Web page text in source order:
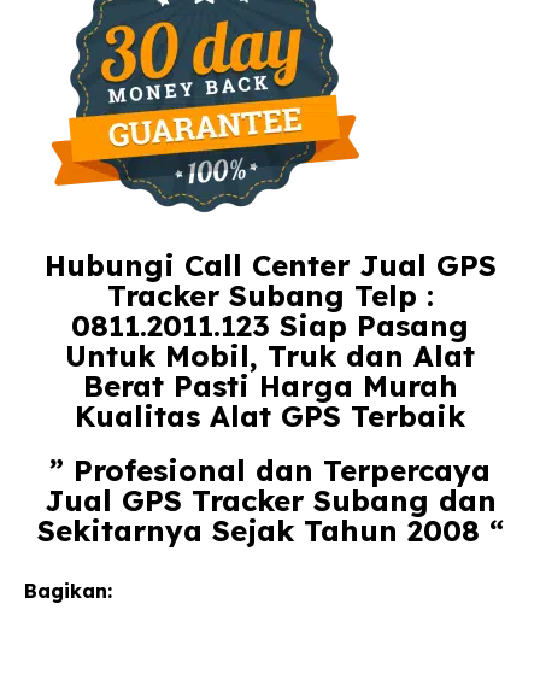
Hubungi Call Center Jual GPS
Tracker Subang Telp :
0811.2011.123 Siap Pasang
Untuk Mobil, Truk dan Alat
Berat Pasti Harga Murah
Kualitas Alat GPS Terbaik
” Profesional dan Terpercaya
Jual GPS Tracker Subang dan
Sekitarnya Sejak Tahun 2008 “
Bagikan: